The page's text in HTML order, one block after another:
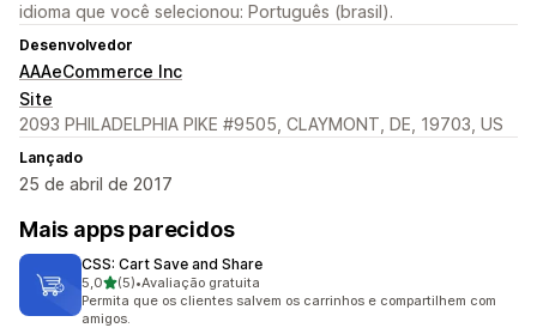
idioma que você selecionou: Português (brasil).
Desenvolvedor
AAAeCommerce Inc
Site
2093 PHILADELPHIA PIKE #9505, CLAYMONT, DE, 19703, US
Lançado
25 de abril de 2017
Mais apps parecidos
CSS: Cart Save and Share
5,0de 5 estrelas
(5)
5 avaliações ao todo
•Avaliação gratuita
Permita que os clientes salvem os carrinhos e compartilhem com
amigos.